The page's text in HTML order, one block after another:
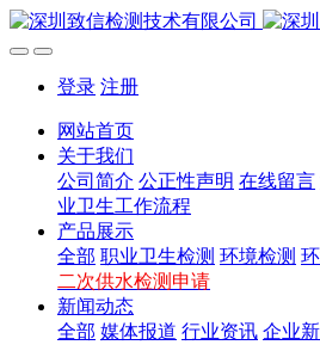
登录 注册
网站首页
关于我们
公司简介 公正性声明 在线留言
业卫生工作流程
产品展示
全部 职业卫生检测 环境检测
二次供水检测申请
新闻动态
全部 媒体报道 行业资讯 企业